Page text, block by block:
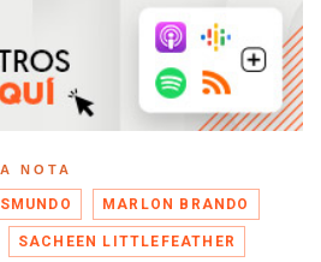
NOTA
MARLON BRANDO
SACHEEN LITTLEFEATHER